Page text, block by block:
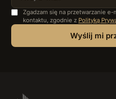
Zgadzam się na przetwarzanie e-
kontaktu, zgodnie z Polityką
Wyślij mi